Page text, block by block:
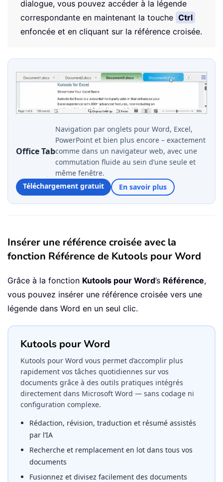
dialogue, vous pouvez accéder à la légende
correspondante en maintenant la touche Ctrl
enfoncée et en cliquant sur la référence croisée.
Office Tab
Navigation par onglets pour Word, Excel,
PowerPoint et bien plus encore – exactement
comme dans un navigateur web, avec une
commutation fluide au sein d’une seule et
même fenêtre.
Téléchargement gratuit
En savoir plus
Insérer une référence croisée avec la
fonction Référence de Kutools pour Word
Grâce à la fonction Kutools pour Word’s Référence,
vous pouvez insérer une référence croisée vers une
légende dans Word en un seul clic.
Kutools pour Word
Kutools pour Word vous permet d’accomplir plus
rapidement vos tâches quotidiennes sur vos
documents grâce à des outils pratiques intégrés
directement dans Microsoft Word — sans codage ni
configuration complexe.
Rédaction, révision, traduction et résumé assistés
par l’IA
Recherche et remplacement en lot dans tous vos
documents
Fusionnez et divisez facilement des documents